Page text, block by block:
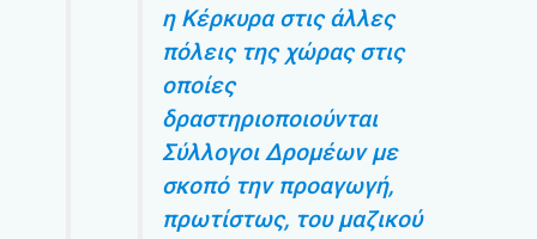
η Κέρκυρα στις άλλες
πόλεις της χώρας στις
οποίες
δραστηριοποιούνται
Σύλλογοι Δρομέων με
σκοπό την προαγωγή,
πρωτίστως, του μαζικού